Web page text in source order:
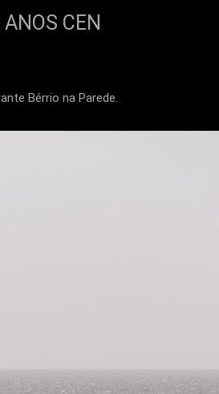
CEN
Bérrio na Parede.